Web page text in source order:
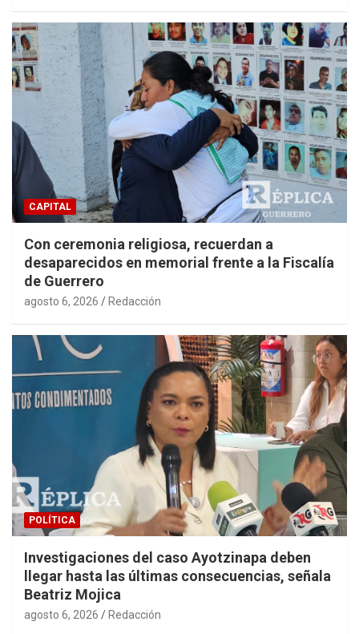
CAPITAL
Con ceremonia religiosa, recuerdan a
desaparecidos en memorial frente a la Fiscalía
de Guerrero
agosto 6, 2026 Redacción
POLÍTICA
Investigaciones del caso Ayotzinapa deben
llegar hasta las últimas consecuencias, señala
Beatriz Mojica
agosto 6, 2026 Redacción